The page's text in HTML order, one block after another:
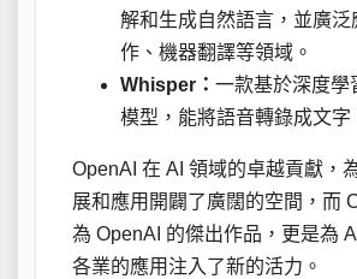
解和生成自然語言，並廣泛
作、機器翻譯等領域。
Whisper： 一款基於深度學
模型，能將語音轉錄成文字
OpenAI 在 AI 領域的卓越貢獻，
展和應用開闢了廣闊的空間，而
為 OpenAI 的傑出作品，更是為
各業的應用注入了新的活力。